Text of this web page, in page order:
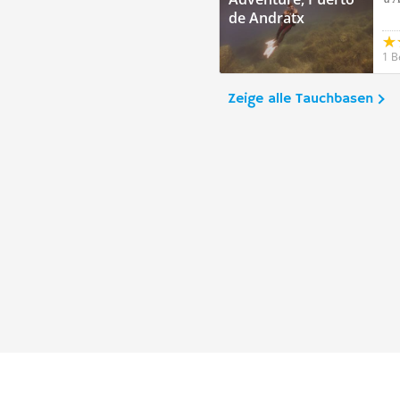
de Andratx
1
Zeige alle Tauchbasen